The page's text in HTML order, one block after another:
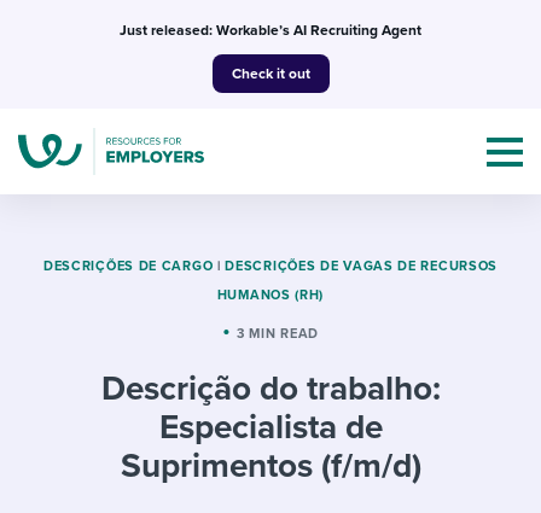
Just released: Workable’s AI Recruiting Agent
Check it out
Topics
I NEED HELP WITH...
Templates & Guides
I’m a jobseeker
DESCRIÇÕES DE CARGO | DESCRIÇÕES DE VAGAS DE RECURSOS
HUMANOS (RH)
3 MIN READ
Descrição do trabalho:
Especialista de
Suprimentos (f/m/d)